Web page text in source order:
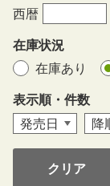
西暦
在庫状況
在庫あり
表示順・件数
クリア